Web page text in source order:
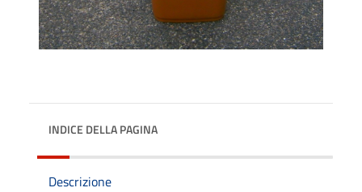
INDICE DELLA PAGINA
Descrizione